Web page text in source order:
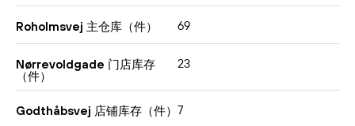
Roholmsvej 主仓库（件） 69
Nørrevoldgade 门店库存
（件）
23
Godthåbsvej 店铺库存（件） 7